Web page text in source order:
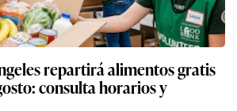
repartirá alimentos gratis
consulta horarios y